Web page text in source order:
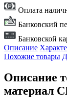
Оплата
Банковский
Банковской
Описание
Похожие товары
Описание
материал